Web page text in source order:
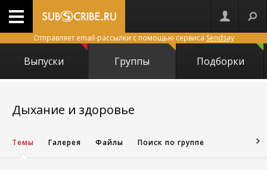
Отправляет email-рассылки с помощью сервиса Sendsay
Выпуски Группы Подборки
Дыхание и здоровье
Темы Галерея Файлы Поиск по группе